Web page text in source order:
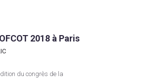
2018 à Paris